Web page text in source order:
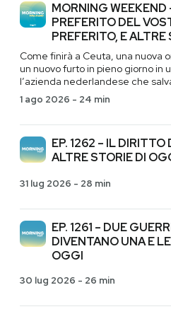
MORNING WEEKEND
PREFERITO DEL
PREFERITO, E ALTRE
Come finirà a Ceuta, una nuova
un nuovo furto in pieno giorno in
l’azienda nederlandese che
1 ago 2026 - 24 min
EP. 1262 – IL DIRITTO
ALTRE STORIE DI
31 lug 2026 - 28 min
EP. 1261 – DUE
DIVENTANO UNA E
OGGI
30 lug 2026 - 26 min